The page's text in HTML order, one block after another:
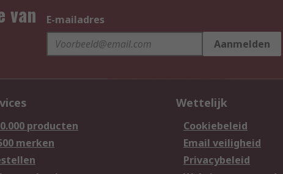
van
E-mailadres
Aanmelden
producten
merken
Wettelijk
Cookiebeleid
Email veiligheid
Privacybeleid